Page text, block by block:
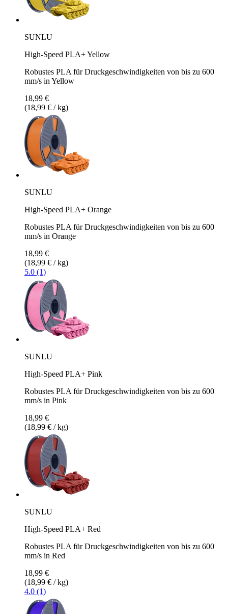
SUNLU
High-Speed PLA+ Yellow
Robustes PLA für Druckgeschwindigkeiten von bis zu 600
mm/s in Yellow
18,99 €
(18,99 € / kg)
SUNLU
High-Speed PLA+ Orange
Robustes PLA für Druckgeschwindigkeiten von bis zu 600
mm/s in Orange
18,99 €
(18,99 € / kg)
5.0 (1)
SUNLU
High-Speed PLA+ Pink
Robustes PLA für Druckgeschwindigkeiten von bis zu 600
mm/s in Pink
18,99 €
(18,99 € / kg)
SUNLU
High-Speed PLA+ Red
Robustes PLA für Druckgeschwindigkeiten von bis zu 600
mm/s in Red
18,99 €
(18,99 € / kg)
4.0 (1)